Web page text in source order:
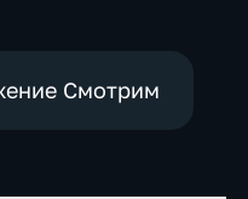
Смотрим